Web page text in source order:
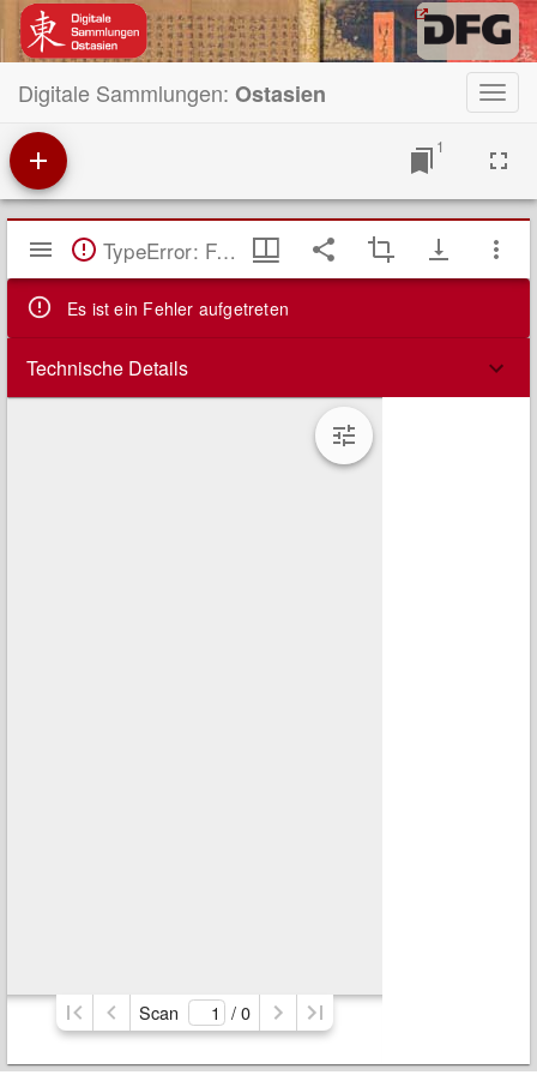
Digitale Sammlungen: Ostasien
1
Mirador
Viewer TypeError: Failed to fetch
Es ist ein Fehler aufgetreten
Technische Details
Scan / 0